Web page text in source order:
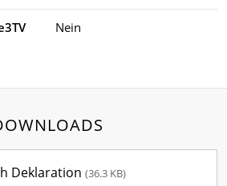
Nein
Deklaration (36.3 KB)